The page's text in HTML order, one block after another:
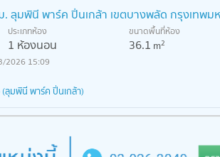
. ลุมพินี พาร์ค ปิ่นเกล้า เขตบางพลัด กรุงเทพม
ประเภทห้อง
1 ห้องนอน
ขนาดพื้นที่ห้อง
36.1 m2
2026 15:09
ลุมพินี พาร์ค ปิ่นเกล้า)